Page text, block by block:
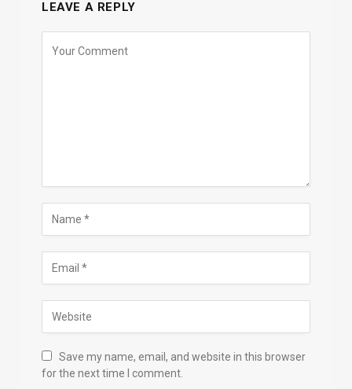
LEAVE A REPLY
Save my name, email, and website in this browser
for the next time I comment.